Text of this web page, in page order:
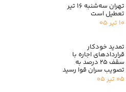
تهران سه‌شنبه ۱۶ تیر
تعطیل است
۱۰ تیر ۰۵
تمدید خودکار
قراردادهای اجاره با
سقف ۲۵ درصد به
تصویب سران قوا رسید
۰۵ تیر ۰۵